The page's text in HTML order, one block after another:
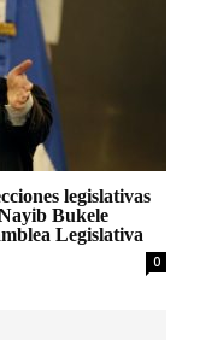
legislativas
Bukele
Legislativa
0